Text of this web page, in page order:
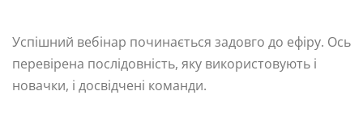
Успішний вебінар починається задовго до ефіру. Ось
перевірена послідовність, яку використовують і
новачки, і досвідчені команди.